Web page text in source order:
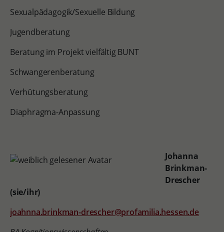
Sexualpädagogik/Sexuelle Bildung
Jugendberatung
Beratung im Projekt vielfältig BUNT
Schwangerenberatung
Verhütungsberatung
Diaphragma-Anpassung
Johanna
Brinkman-
Drescher
(sie/ihr)
joahnna.brinkman-drescher@profamilia.hessen.de